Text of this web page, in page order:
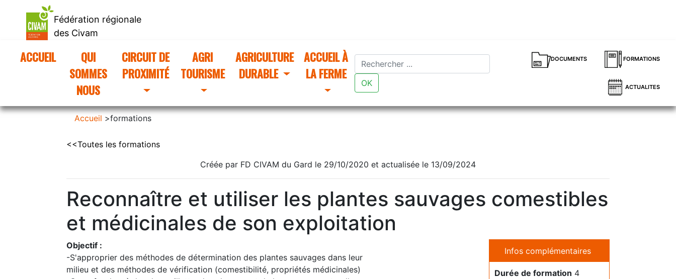
Fédération régionale
des Civam
ACCUEIL(CURRENT)
QUI
SOMMES
NOUS
CIRCUIT DE
PROXIMITÉ
AGRI
TOURISME
AGRICULTURE
DURABLE
ACCUEIL À
LA FERME
OK
DOCUMENTS FORMATIONS
ACTUALITES
Accueil >formations
<<Toutes les formations
Créée par FD CIVAM du Gard le 29/10/2020 et actualisée le 13/09/2024
Reconnaître et utiliser les plantes sauvages comestibles
et médicinales de son exploitation
Objectif :
-S'approprier des méthodes de détermination des plantes sauvages dans leur
milieu et des méthodes de vérification (comestibilité, propriétés médicinales)
Infos complémentaires
Durée de formation 4